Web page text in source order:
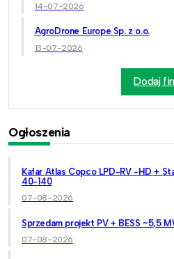
14-07-2026
AgroDrone Europe Sp. z o.o.
13-07-2026
Dodaj
Ogłoszenia
Kafar Atlas Copco LPD-RV -HD +
40-140
07-08-2026
Sprzedam projekt PV + BESS ~5,5
07-08-2026